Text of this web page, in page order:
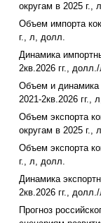
округам в 2025 г.,
Объем импорта
г., л, долл.
Динамика
2кв.2026 гг.,
Объем и динамика
2021-2кв.2026 гг.,
Объем экспорта
округам в 2025 г.,
Объем экспорта
г., л, долл.
Динамика
2кв.2026 гг.,
Прогноз